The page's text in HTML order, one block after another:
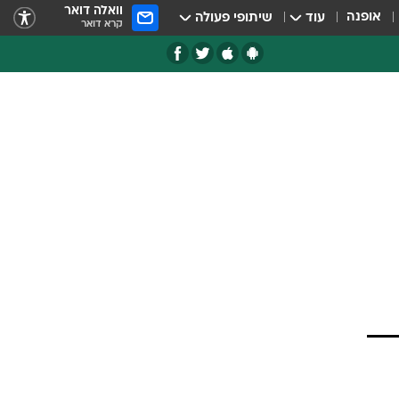
אופנה עוד שיתופי פעולה וואלה דואר
קרא דואר